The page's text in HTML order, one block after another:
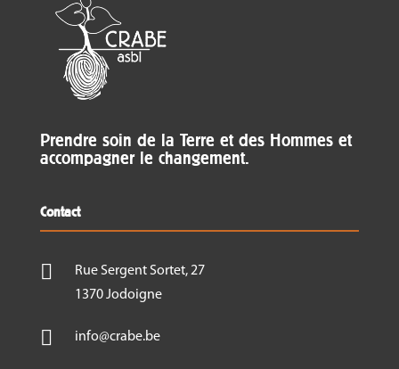
Prendre soin de la Terre et des Hommes et
accompagner le changement.
Contact

Rue Sergent Sortet, 27
1370 Jodoigne
 info@crabe.be